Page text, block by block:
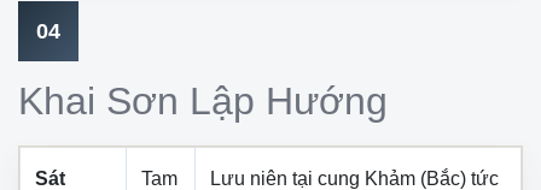
04
Khai Sơn Lập Hướng
Sát
Tam
Lưu niên tại cung Khảm (Bắc) tức